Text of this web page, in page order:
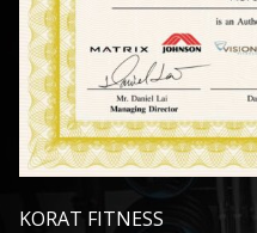
KORAT FITNESS